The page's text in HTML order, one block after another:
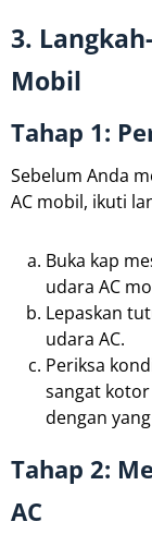
3.
Mobil
Tahap 1:
Sebelum Anda
AC mobil, ikuti
Buka kap
udara AC
Lepaskan
udara AC.
Periksa
sangat
dengan
Tahap 2:
AC